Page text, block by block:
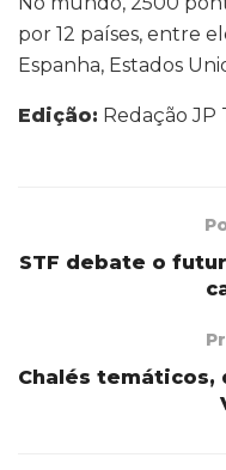
por 12 países, entre
Espanha, Estados
Edição: Redação JP
STF debate o
Chalés temáticos,